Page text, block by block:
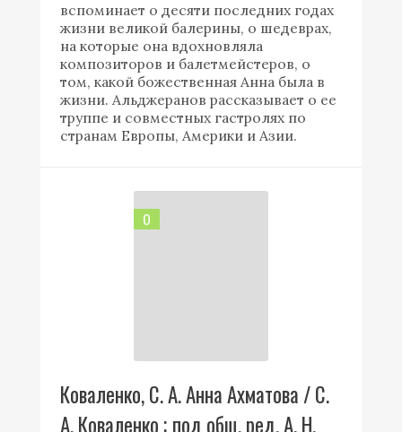
вспоминает о десяти последних годах
жизни великой балерины, о шедеврах,
на которые она вдохновляла
композиторов и балетмейстеров, о
том, какой божественная Анна была в
жизни. Альджеранов рассказывает о ее
труппе и совместных гастролях по
странам Европы, Америки и Азии.
0
Коваленко, С. А. Анна Ахматова / С.
А. Коваленко ; под общ. ред. А. Н.